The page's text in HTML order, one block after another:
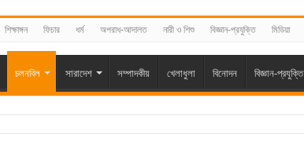
শিক্ষাঙ্গন ফিচার ধর্ম অপরাধ-আদালত নারী ও শিশু বিজ্ঞান-প্রযুক্তি মিডিয়া
চলনবিল সারাদেশ সম্পাদকীয় খেলাধুলা বিনোদন বিজ্ঞান-প্রযুক্তি